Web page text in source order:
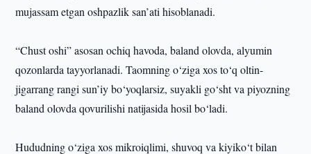
mujassam etgan oshpazlik san’ati hisoblanadi.
“Chust oshi” asosan ochiq havoda, baland olovda, alyumin
qozonlarda tayyorlanadi. Taomning o‘ziga xos to‘q oltin-
jigarrang rangi sun’iy bo‘yoqlarsiz, suyakli go‘sht va piyozning
baland olovda qovurilishi natijasida hosil bo‘ladi.
Hududning o‘ziga xos mikroiqlimi, shuvoq va kiyiko‘t bilan